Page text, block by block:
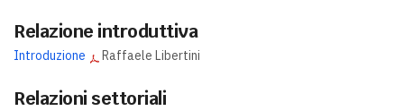
Relazione introduttiva
Introduzione Raffaele Libertini
Relazioni settoriali